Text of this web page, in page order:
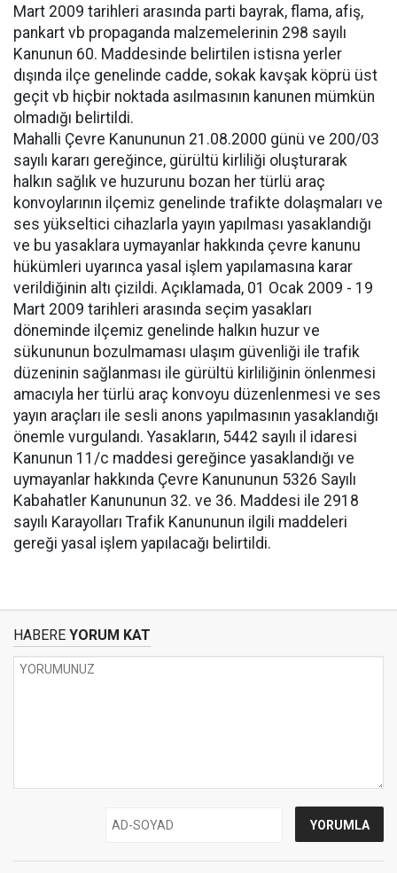
Mart 2009 tarihleri arasında parti bayrak, flama, afiş,
pankart vb propaganda malzemelerinin 298 sayılı
Kanunun 60. Maddesinde belirtilen istisna yerler
dışında ilçe genelinde cadde, sokak kavşak köprü üst
geçit vb hiçbir noktada asılmasının kanunen mümkün
olmadığı belirtildi.
Mahalli Çevre Kanununun 21.08.2000 günü ve 200/03
sayılı kararı gereğince, gürültü kirliliği oluşturarak
halkın sağlık ve huzurunu bozan her türlü araç
konvoylarının ilçemiz genelinde trafikte dolaşmaları ve
ses yükseltici cihazlarla yayın yapılması yasaklandığı
ve bu yasaklara uymayanlar hakkında çevre kanunu
hükümleri uyarınca yasal işlem yapılamasına karar
verildiğinin altı çizildi. Açıklamada, 01 Ocak 2009 - 19
Mart 2009 tarihleri arasında seçim yasakları
döneminde ilçemiz genelinde halkın huzur ve
sükununun bozulmaması ulaşım güvenliği ile trafik
düzeninin sağlanması ile gürültü kirliliğinin önlenmesi
amacıyla her türlü araç konvoyu düzenlenmesi ve ses
yayın araçları ile sesli anons yapılmasının yasaklandığı
önemle vurgulandı. Yasakların, 5442 sayılı il idaresi
Kanunun 11/c maddesi gereğince yasaklandığı ve
uymayanlar hakkında Çevre Kanununun 5326 Sayılı
Kabahatler Kanununun 32. ve 36. Maddesi ile 2918
sayılı Karayolları Trafik Kanununun ilgili maddeleri
gereği yasal işlem yapılacağı belirtildi.
HABERE YORUM KAT